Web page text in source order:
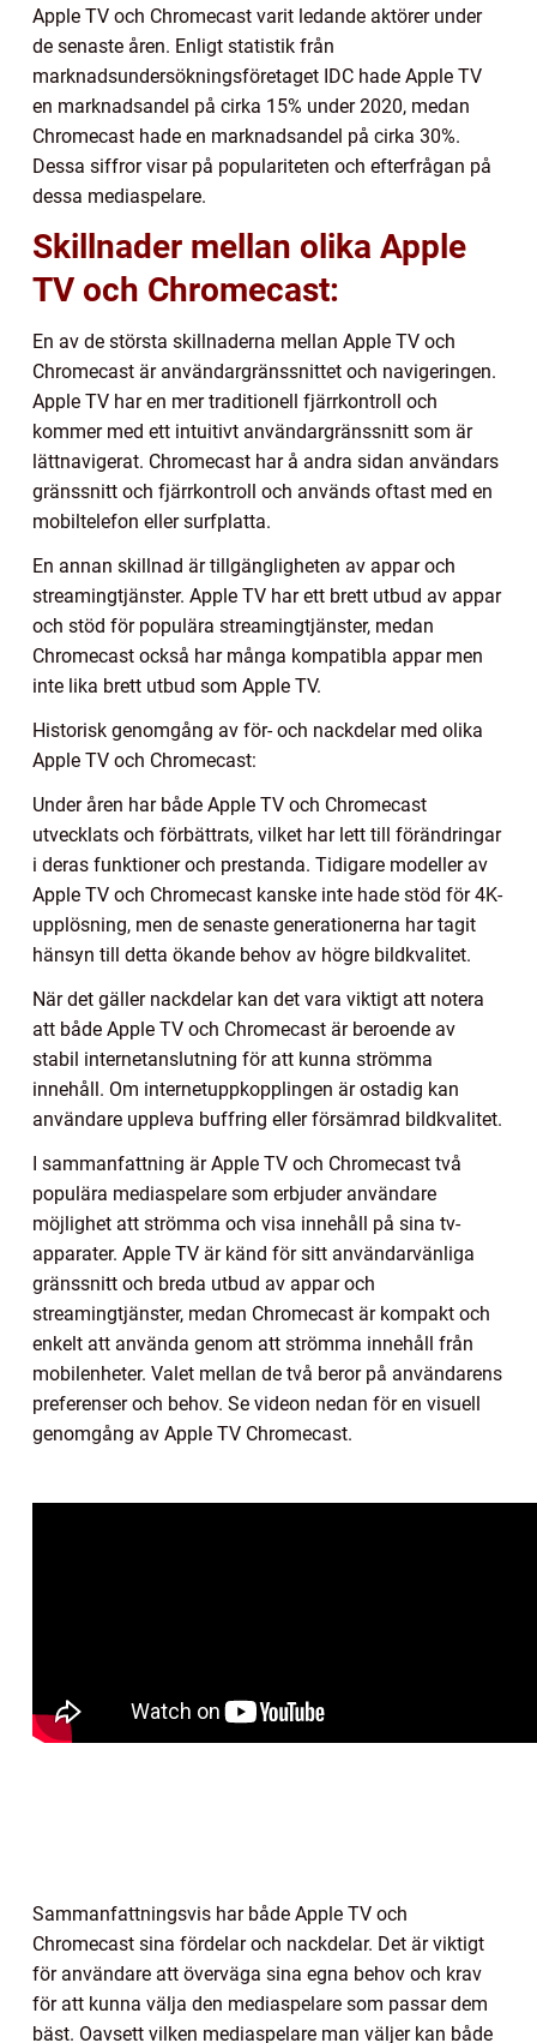
Apple TV och Chromecast varit ledande aktörer under
de senaste åren. Enligt statistik från
marknadsundersökningsföretaget IDC hade Apple TV
en marknadsandel på cirka 15% under 2020, medan
Chromecast hade en marknadsandel på cirka 30%.
Dessa siffror visar på populariteten och efterfrågan på
dessa mediaspelare.
Skillnader mellan olika Apple
TV och Chromecast:
En av de största skillnaderna mellan Apple TV och
Chromecast är användargränssnittet och navigeringen.
Apple TV har en mer traditionell fjärrkontroll och
kommer med ett intuitivt användargränssnitt som är
lättnavigerat. Chromecast har å andra sidan användars
gränssnitt och fjärrkontroll och används oftast med en
mobiltelefon eller surfplatta.
En annan skillnad är tillgängligheten av appar och
streamingtjänster. Apple TV har ett brett utbud av appar
och stöd för populära streamingtjänster, medan
Chromecast också har många kompatibla appar men
inte lika brett utbud som Apple TV.
Historisk genomgång av för- och nackdelar med olika
Apple TV och Chromecast:
Under åren har både Apple TV och Chromecast
utvecklats och förbättrats, vilket har lett till förändringar
i deras funktioner och prestanda. Tidigare modeller av
Apple TV och Chromecast kanske inte hade stöd för 4K-
upplösning, men de senaste generationerna har tagit
hänsyn till detta ökande behov av högre bildkvalitet.
När det gäller nackdelar kan det vara viktigt att notera
att både Apple TV och Chromecast är beroende av
stabil internetanslutning för att kunna strömma
innehåll. Om internetuppkopplingen är ostadig kan
användare uppleva buffring eller försämrad bildkvalitet.
I sammanfattning är Apple TV och Chromecast två
populära mediaspelare som erbjuder användare
möjlighet att strömma och visa innehåll på sina tv-
apparater. Apple TV är känd för sitt användarvänliga
gränssnitt och breda utbud av appar och
streamingtjänster, medan Chromecast är kompakt och
enkelt att använda genom att strömma innehåll från
mobilenheter. Valet mellan de två beror på användarens
preferenser och behov. Se videon nedan för en visuell
genomgång av Apple TV Chromecast.
Sammanfattningsvis har både Apple TV och
Chromecast sina fördelar och nackdelar. Det är viktigt
för användare att överväga sina egna behov och krav
för att kunna välja den mediaspelare som passar dem
bäst. Oavsett vilken mediaspelare man väljer kan både